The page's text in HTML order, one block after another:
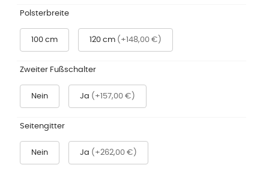
Polsterbreite
100 cm 120 cm (+148,00 €)
Zweiter Fußschalter
Nein Ja (+157,00 €)
Seitengitter
Nein Ja (+262,00 €)